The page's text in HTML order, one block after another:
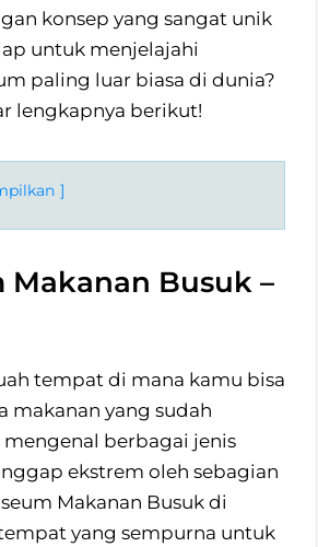
konsep yang sangat unik
untuk menjelajahi
paling luar biasa di dunia?
lengkapnya berikut!
Makanan Busuk –
tempat di mana kamu bisa
makanan yang sudah
berbagai jenis
ekstrem oleh sebagian
Makanan Busuk di
yang sempurna untuk